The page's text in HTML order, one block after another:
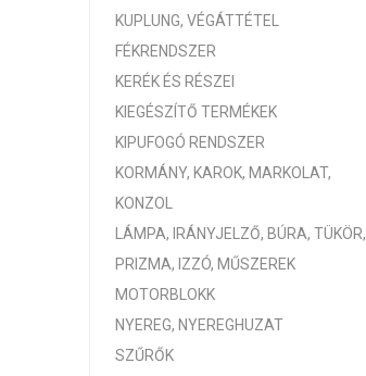
KUPLUNG, VÉGÁTTÉTEL
FÉKRENDSZER
KERÉK ÉS RÉSZEI
KIEGÉSZÍTŐ TERMÉKEK
KIPUFOGÓ RENDSZER
KORMÁNY, KAROK, MARKOLAT,
KONZOL
LÁMPA, IRÁNYJELZŐ, BÚRA, TÜKÖR,
PRIZMA, IZZÓ, MŰSZEREK
MOTORBLOKK
NYEREG, NYEREGHUZAT
SZŰRŐK